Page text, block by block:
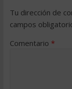
Tu dirección de
campos
Comentario *